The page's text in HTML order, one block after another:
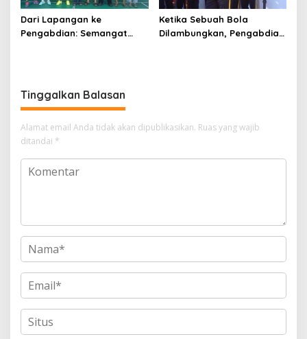
Dari Lapangan ke
Pengabdian: Semangat
Ketika Sebuah Bola
Dilambungkan, Pengabdian
Tinggalkan Balasan
Alamat email Anda tidak akan dipublikasikan. Ruas yang wajib
ditandai *